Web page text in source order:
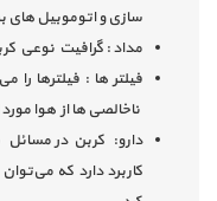
سازی و اتوموبیل های
مداد : گرافیت نوعی
فیلتر ها : فیلترها
ناخالصی ها از هوا
دارو: کربن در مسائل
کاربرد دارد که